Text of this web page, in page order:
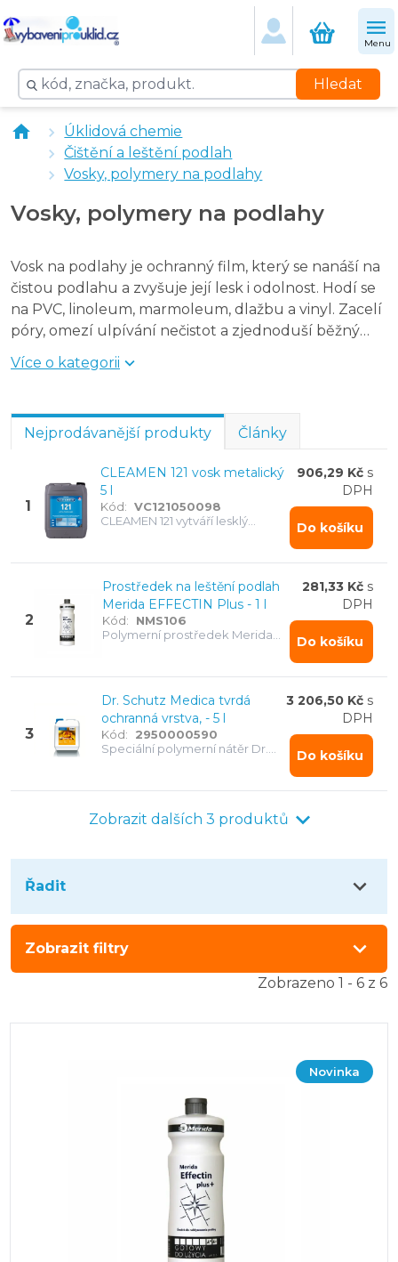
Dr. Schutz Secura - tvrdá ochranná vrstva (mat) 5 l
Dr. Schutz Medica tvrdá ochranná vrstva, - 5 l
Dr. Schutz SG lesk tvrdá ochranná vrstva 5L
Prostředek na leštění podlah Merida EFFECTIN Plus - 1 l
Menu
Hledat
Úklidová chemie
Čištění a leštění podlah
Vosky, polymery na podlahy
Vosky, polymery na podlahy
Vosk na podlahy je ochranný film, který se nanáší na
čistou podlahu a zvyšuje její lesk i odolnost. Hodí se
na PVC, linoleum, marmoleum, dlažbu a vinyl. Zacelí
póry, omezí ulpívání nečistot a zjednoduší běžný
úklid. V kategorii najdete vosky značek
Cleamen.
Více o kategorii
Nejprodávanější produkty Články
1
CLEAMEN 121 vosk metalický
5 l
Kód: VC121050098
CLEAMEN 121 vytváří lesklý
usnadňuje údržbu.
906,29 Kč s
DPH
Do košíku
2
Prostředek na leštění podlah
Merida EFFECTIN Plus - 1 l
Kód:
NMS106
Polymerní prostředek Merida
leskem a vysokou odolností.
281,33 Kč s
DPH
Do košíku
3
Dr. Schutz Medica tvrdá
ochranná vrstva, - 5 l
Kód:
2950000590
Speciální polymerní nátěr Dr.
dezinfekci a usnadňuje denní
3 206,50 Kč s
DPH
Do košíku
Zobrazit dalších 3 produktů
Řadit
Zobrazit filtry
Zobrazeno 1 - 6 z 6
Novinka